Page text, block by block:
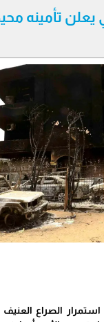
يعلن تأمينه
الصراع